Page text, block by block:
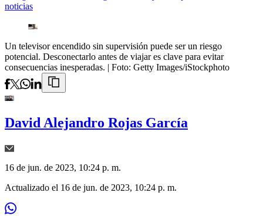
noticias
Un televisor encendido sin supervisión puede ser un riesgo
potencial. Desconectarlo antes de viajar es clave para evitar
consecuencias inesperadas. | Foto: Getty Images/iStockphoto
David Alejandro Rojas García
16 de jun. de 2023, 10:24 p. m.
Actualizado el 16 de jun. de 2023, 10:24 p. m.